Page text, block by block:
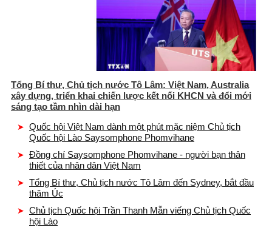
Tổng Bí thư, Chủ tịch nước Tô Lâm: Việt Nam, Australia
xây dựng, triển khai chiến lược kết nối KHCN và đổi mới
sáng tạo tầm nhìn dài hạn
Quốc hội Việt Nam dành một phút mặc niệm Chủ tịch
Quốc hội Lào Saysomphone Phomvihane
Đồng chí Saysomphone Phomvihane - người bạn thân
thiết của nhân dân Việt Nam
Tổng Bí thư, Chủ tịch nước Tô Lâm đến Sydney, bắt đầu
thăm Úc
Chủ tịch Quốc hội Trần Thanh Mẫn viếng Chủ tịch Quốc
hội Lào